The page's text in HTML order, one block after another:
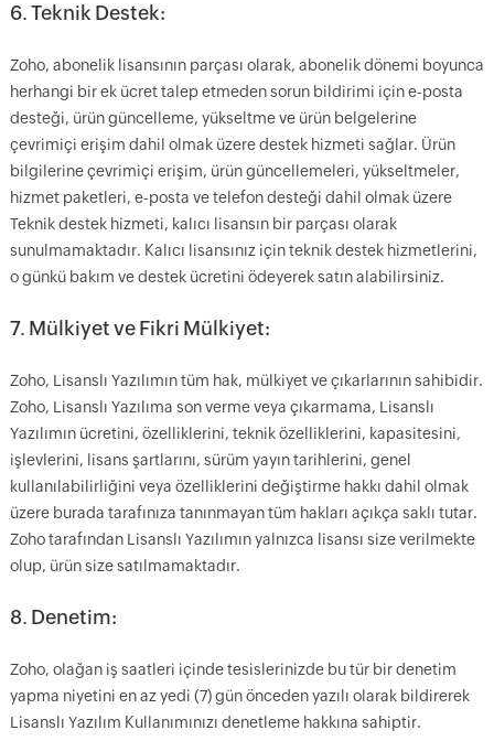
6. Teknik Destek:
Zoho, abonelik lisansının parçası olarak, abonelik dönemi boyunca
herhangi bir ek ücret talep etmeden sorun bildirimi için e-posta
desteği, ürün güncelleme, yükseltme ve ürün belgelerine
çevrimiçi erişim dahil olmak üzere destek hizmeti sağlar. Ürün
bilgilerine çevrimiçi erişim, ürün güncellemeleri, yükseltmeler,
hizmet paketleri, e-posta ve telefon desteği dahil olmak üzere
Teknik destek hizmeti, kalıcı lisansın bir parçası olarak
sunulmamaktadır. Kalıcı lisansınız için teknik destek hizmetlerini,
o günkü bakım ve destek ücretini ödeyerek satın alabilirsiniz.
7. Mülkiyet ve Fikri Mülkiyet:
Zoho, Lisanslı Yazılımın tüm hak, mülkiyet ve çıkarlarının sahibidir.
Zoho, Lisanslı Yazılıma son verme veya çıkarmama, Lisanslı
Yazılımın ücretini, özelliklerini, teknik özelliklerini, kapasitesini,
işlevlerini, lisans şartlarını, sürüm yayın tarihlerini, genel
kullanılabilirliğini veya özelliklerini değiştirme hakkı dahil olmak
üzere burada tarafınıza tanınmayan tüm hakları açıkça saklı tutar.
Zoho tarafından Lisanslı Yazılımın yalnızca lisansı size verilmekte
olup, ürün size satılmamaktadır.
8. Denetim:
Zoho, olağan iş saatleri içinde tesislerinizde bu tür bir denetim
yapma niyetini en az yedi (7) gün önceden yazılı olarak bildirerek
Lisanslı Yazılım Kullanımınızı denetleme hakkına sahiptir.